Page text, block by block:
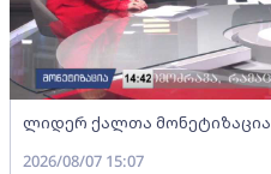
ლიდერ ქალთა მონეტიზაცია
2026/08/07 15:07